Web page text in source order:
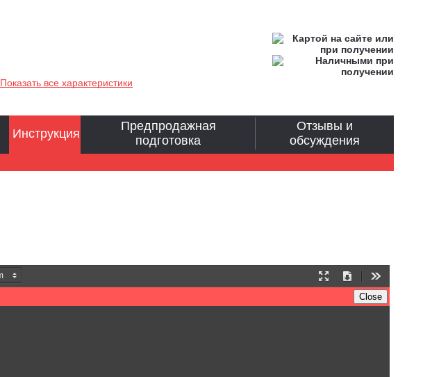
Показать все характеристики
Presentation
Download
Close
Инструкция
Предпродажная
подготовка
Отзывы и
обсуждения